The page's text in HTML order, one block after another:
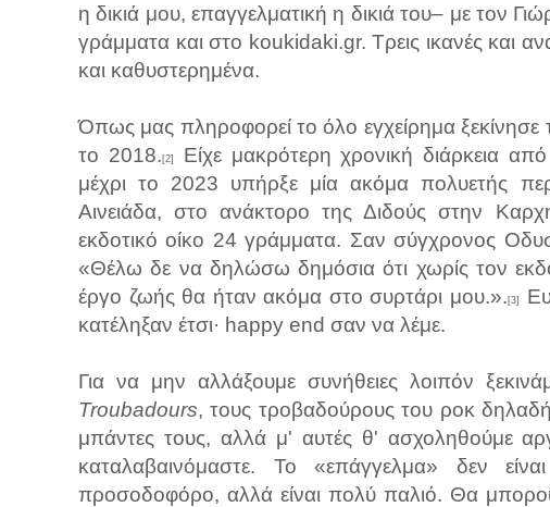
η δικιά μου, επαγγελματική η δικιά του– με τον
γράμματα και στο koukidaki.gr. Τρεις ικανές και
και καθυστερημένα.
Όπως μας πληροφορεί το όλο εγχείρημα
το 2018. [2]
Είχε μακρότερη χρονική διάρκεια
μέχρι το 2023 υπήρξε μία ακόμα πολυετής
Αινειάδα, στο ανάκτορο της Διδούς στην
εκδοτικό οίκο 24 γράμματα. Σαν σύγχρονος
«Θέλω δε να δηλώσω δημόσια ότι χωρίς τον
έργο ζωής θα ήταν ακόμα στο συρτάρι μου.». [3]
κατέληξαν έτσι· happy end σαν να λέμε.
Για να μην αλλάξουμε συνήθειες λοιπόν
Troubadours, τους τροβαδούρους του ροκ
μπάντες τους, αλλά μ' αυτές θ' ασχοληθούμε
καταλαβαινόμαστε. Το «επάγγελμα» δεν
προσοδοφόρο, αλλά είναι πολύ παλιό. Θα